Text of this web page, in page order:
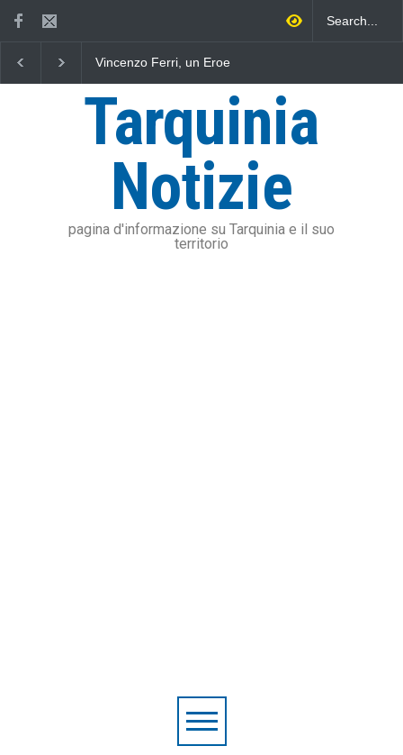
Ferri, un Eroe
Fratelli d'Italia critica
dell'addizionale IRPEF: "una
stangata per i cittadini"
Tarquinia
Notizie
pagina d'informazione su Tarquinia e il suo
territorio